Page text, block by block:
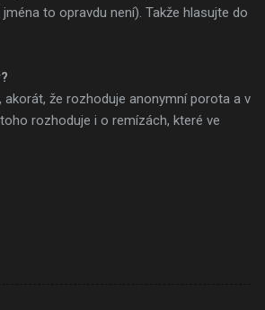
to opravdu není). Takže hlasujte do
akorát, že rozhoduje anonymní porota a v
rozhoduje i o remízách, které ve